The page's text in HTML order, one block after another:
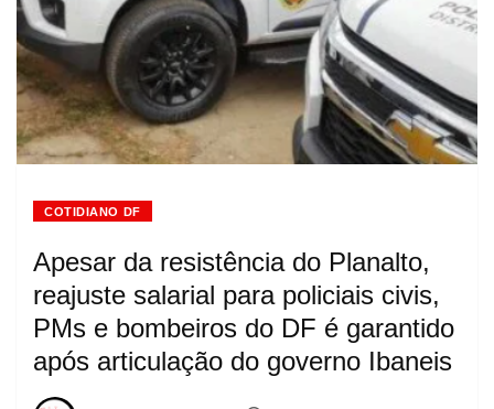
COTIDIANO DF
Apesar da resistência do Planalto,
reajuste salarial para policiais civis,
PMs e bombeiros do DF é garantido
após articulação do governo Ibaneis